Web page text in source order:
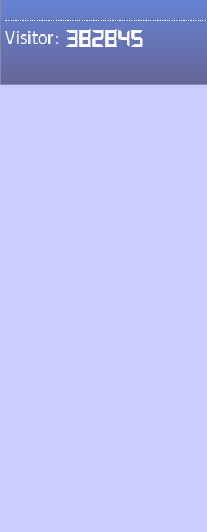
अंतर्राष्ट्रीय मानव अधिकार
Visitor: 382845